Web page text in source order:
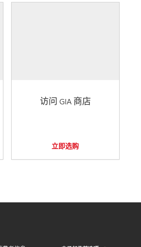
访问 GIA 商店
立即选购